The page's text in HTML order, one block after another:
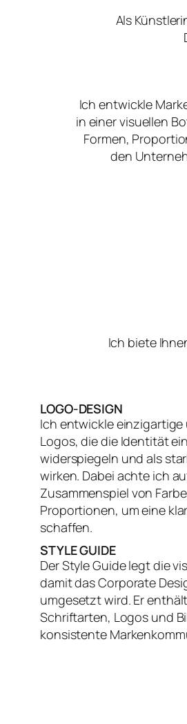
Als
Ich entwickle
in einer visuellen
Formen,
den
Ich biete
LOGO-DESIGN
Ich entwickle
Logos, die die Identität
widerspiegeln und als
wirken. Dabei achte ich
Zusammenspiel von
Proportionen, um eine
schaffen.
STYLE GUIDE
Der Style Guide legt die
damit das Corporate
umgesetzt wird. Er
Schriftarten, Logos und
konsistente